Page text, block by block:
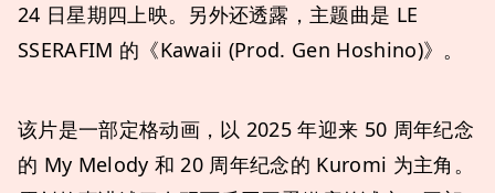
24 日星期四上映。另外还透露，主题曲是 LE
SSERAFIM 的《Kawaii (Prod. Gen Hoshino)》。
该片是一部定格动画，以 2025 年迎来 50 周年纪念
的 My Melody 和 20 周年纪念的 Kuromi 为主角。